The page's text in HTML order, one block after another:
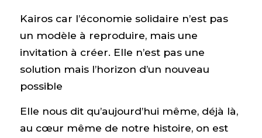
Kairos car l’économie solidaire n’est pas
un modèle à reproduire, mais une
invitation à créer. Elle n’est pas une
solution mais l’horizon d’un nouveau
possible
Elle nous dit qu’aujourd’hui même, déjà là,
au cœur même de notre histoire, on est